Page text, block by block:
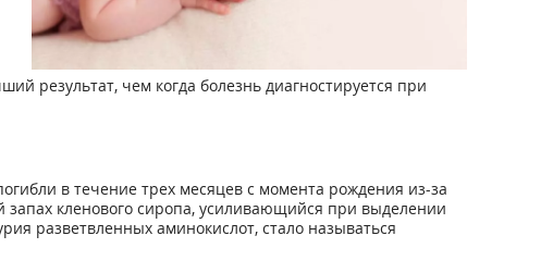
результат, чем когда болезнь диагностируется при
в течение трех месяцев с момента рождения из-за
запах кленового сиропа, усиливающийся при выделении
разветвленных аминокислот, стало называться